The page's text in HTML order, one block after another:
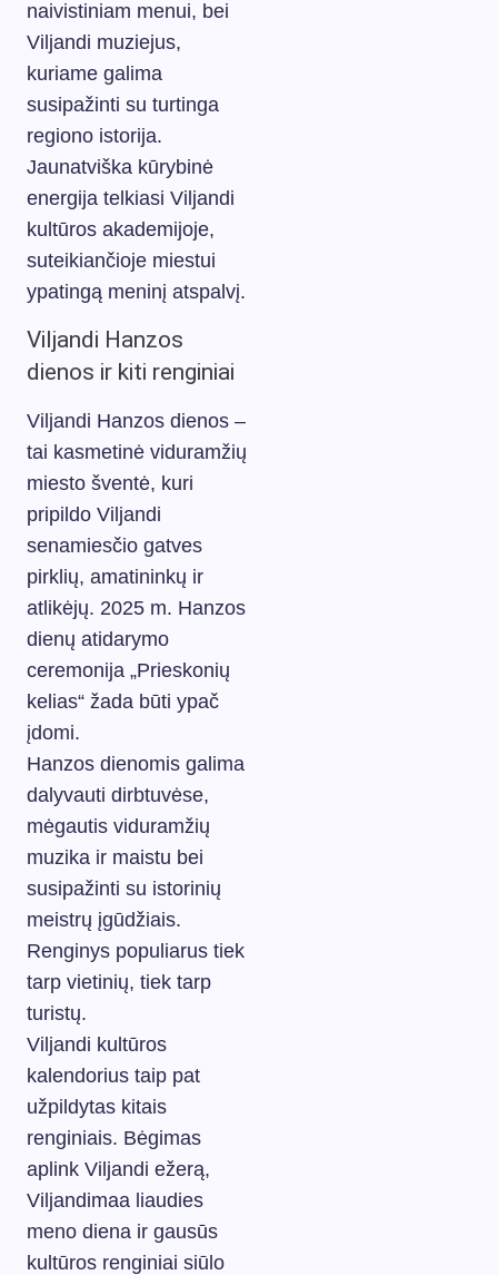
naivistiniam menui, bei
Viljandi muziejus,
kuriame galima
susipažinti su turtinga
regiono istorija.
Jaunatviška kūrybinė
energija telkiasi Viljandi
kultūros akademijoje,
suteikiančioje miestui
ypatingą meninį atspalvį.
Viljandi Hanzos
dienos ir kiti renginiai
Viljandi Hanzos dienos –
tai kasmetinė viduramžių
miesto šventė, kuri
pripildo Viljandi
senamiesčio gatves
pirklių, amatininkų ir
atlikėjų. 2025 m. Hanzos
dienų atidarymo
ceremonija „Prieskonių
kelias“ žada būti ypač
įdomi.
Hanzos dienomis galima
dalyvauti dirbtuvėse,
mėgautis viduramžių
muzika ir maistu bei
susipažinti su istorinių
meistrų įgūdžiais.
Renginys populiarus tiek
tarp vietinių, tiek tarp
turistų.
Viljandi kultūros
kalendorius taip pat
užpildytas kitais
renginiais. Bėgimas
aplink Viljandi ežerą,
Viljandimaa liaudies
meno diena ir gausūs
kultūros renginiai siūlo